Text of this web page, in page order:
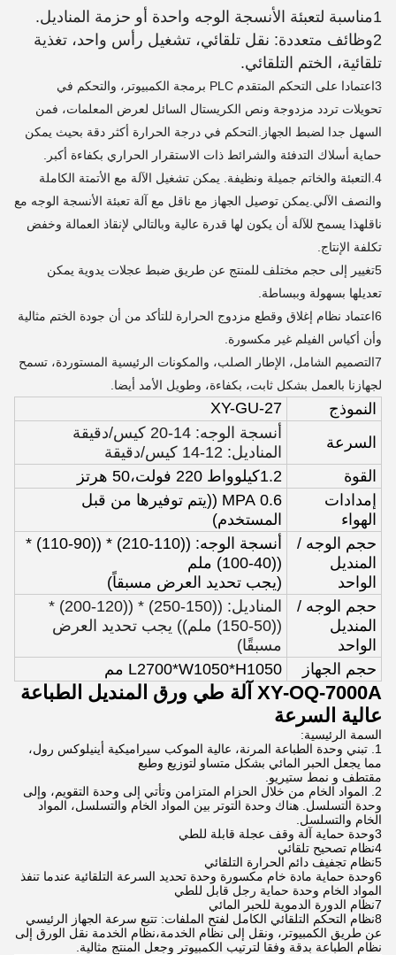
1مناسبة لتعبئة الأنسجة الوجه واحدة أو حزمة المناديل.
2وظائف متعددة: نقل تلقائي، تشغيل رأس واحد، تغذية
تلقائية، الختم التلقائي.
3اعتمادا على التحكم المتقدم PLC برمجة الكمبيوتر، والتحكم في
تحويلات تردد مزدوجة ونص الكريستال السائل لعرض المعلمات، فمن
السهل جدا لضبط الجهاز.التحكم في درجة الحرارة أكثر دقة بحيث يمكن
حماية أسلاك التدفئة والشرائط ذات الاستقرار الحراري بكفاءة أكبر.
4.التعبئة والخاتم جميلة ونظيفة. يمكن تشغيل الآلة مع الأتمتة الكاملة
والنصف الآلي.يمكن توصيل الجهاز مع ناقل مع آلة تعبئة الأنسجة الوجه مع
ناقلهذا يسمح للآلة أن يكون لها قدرة عالية وبالتالي لإنقاذ العمالة وخفض
تكلفة الإنتاج.
5تغيير إلى حجم مختلف للمنتج عن طريق ضبط عجلات يدوية يمكن
تعديلها بسهولة وببساطة.
6اعتماد نظام إغلاق وقطع مزدوج الحرارة للتأكد من أن جودة الختم مثالية
وأن أكياس الفيلم غير مكسورة.
7التصميم الشامل، الإطار الصلب، والمكونات الرئيسية المستوردة، تسمح
لجهازنا بالعمل بشكل ثابت، بكفاءة، وطويل الأمد أيضا.
النموذج
XY-GU-27
السرعة
أنسجة الوجه: 14-20 كيس/دقيقة
المناديل: 12-14 كيس/دقيقة
القوة
1.2كيلوواط 220 فولت،50 هرتز
إمدادات
الهواء
0.6 MPA ((يتم توفيرها من قبل
المستخدم)
حجم الوجه /
المنديل
الواحد
أنسجة الوجه: ((110-210) * ((90-110) *
((40-100) ملم
(يجب تحديد العرض مسبقاً)
حجم الوجه /
المنديل
الواحد
المناديل: ((150-250) * ((120-200) *
((50-150) ملم)) يجب تحديد العرض
مسبقًا)
حجم الجهاز
L2700*W1050*H1050 مم
XY-OQ-7000A آلة طي ورق المنديل الطباعة
عالية السرعة
السمة الرئيسية:
1. تبني وحدة الطباعة المرنة، عالية الموكب سيراميكية أينيلوكس رول،
مما يجعل الحبر المائي بشكل متساو لتوزيع وطبع
مقتطف و نمط ستيريو.
2. المواد الخام من خلال الحزام المتزامن وتأتي إلى وحدة التقويم، وإلى
وحدة التسلسل. هناك وحدة التوتر بين المواد الخام والتسلسل، المواد
الخام والتسلسل.
3وحدة حماية آلة وقف عجلة قابلة للطي
4نظام تصحيح تلقائي
5نظام تجفيف دائم الحرارة التلقائي
6وحدة حماية مادة خام مكسورة وحدة تحديد السرعة التلقائية عندما تنفذ
المواد الخام وحدة حماية رجل قابل للطي
7نظام الدورة الدموية للحبر المائي
8نظام التحكم التلقائي الكامل لفتح الملفات: تتبع سرعة الجهاز الرئيسي
عن طريق الكمبيوتر، ونقل إلى نظام الخدمة،نظام الخدمة نقل الورق إلى
نظام الطباعة بدقة وفقا لترتيب الكمبيوتر وجعل المنتج مثالية.